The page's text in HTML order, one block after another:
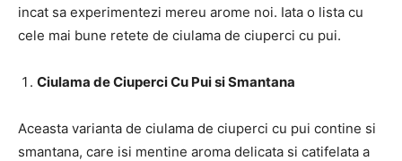
incat sa experimentezi mereu arome noi. Iata o lista cu
cele mai bune retete de ciulama de ciuperci cu pui.
Ciulama de Ciuperci Cu Pui si Smantana
Aceasta varianta de ciulama de ciuperci cu pui contine si
smantana, care isi mentine aroma delicata si catifelata a